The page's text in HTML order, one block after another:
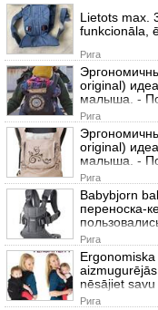
Lietots max.
funkcionāla,
Рига
original)
малыша. -
Рига
original)
малыша. -
Рига
Babybjorn
переноска-
Рига
nēsājiet
Рига